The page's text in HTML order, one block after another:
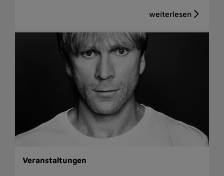
Veranstaltungen